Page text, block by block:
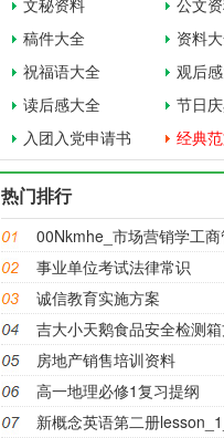
文秘资料
公文
稿件大全
资料
祝福语大全
观后
读后感大全
节日
入团入党申请书
经典
热门排行
00Nkmhe_市场营销学工
_
事业单位考试法律常识
诚信教育实施方案
吉大小天鹅食品安全检测
房地产销售培训资料
高一地理必修1复习提纲
新概念英语第二册